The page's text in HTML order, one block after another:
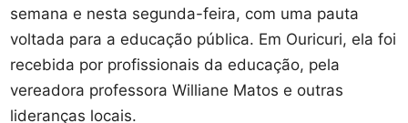
semana e nesta segunda-feira, com uma pauta
voltada para a educação pública. Em Ouricuri, ela foi
recebida por profissionais da educação, pela
vereadora professora Williane Matos e outras
lideranças locais.